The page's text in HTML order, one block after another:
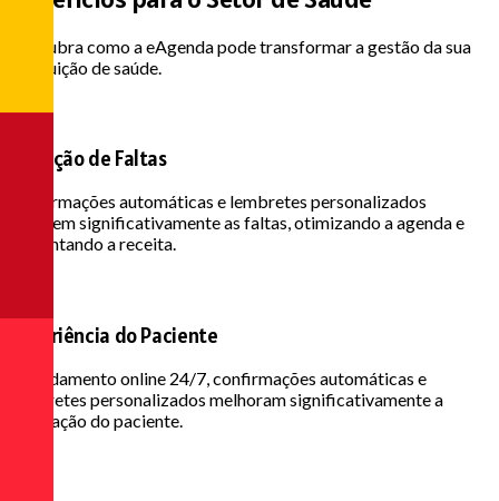
Descubra como a eAgenda pode transformar a gestão da sua
instituição de saúde.
Redução de Faltas
Confirmações automáticas e lembretes personalizados
reduzem significativamente as faltas, otimizando a agenda e
aumentando a receita.
Experiência do Paciente
Agendamento online 24/7, confirmações automáticas e
lembretes personalizados melhoram significativamente a
satisfação do paciente.